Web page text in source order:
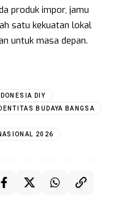
produk impor, jamu
satu kekuatan lokal
untuk masa depan.
DIY
BUDAYA BANGSA
2026